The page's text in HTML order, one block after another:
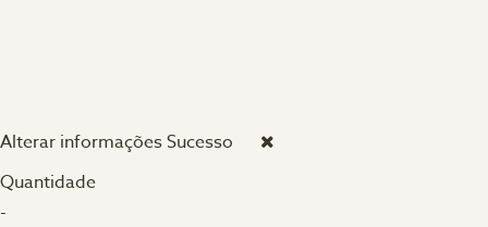
Alterar informaçõesSucesso
Quantidade
-